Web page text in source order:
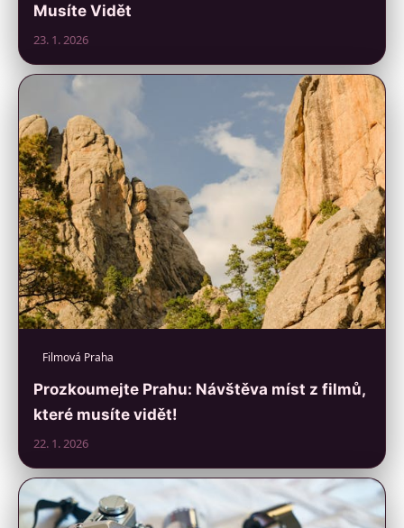
Musíte Vidět
23. 1. 2026
Filmová Praha
Prozkoumejte Prahu: Návštěva míst z filmů,
které musíte vidět!
22. 1. 2026